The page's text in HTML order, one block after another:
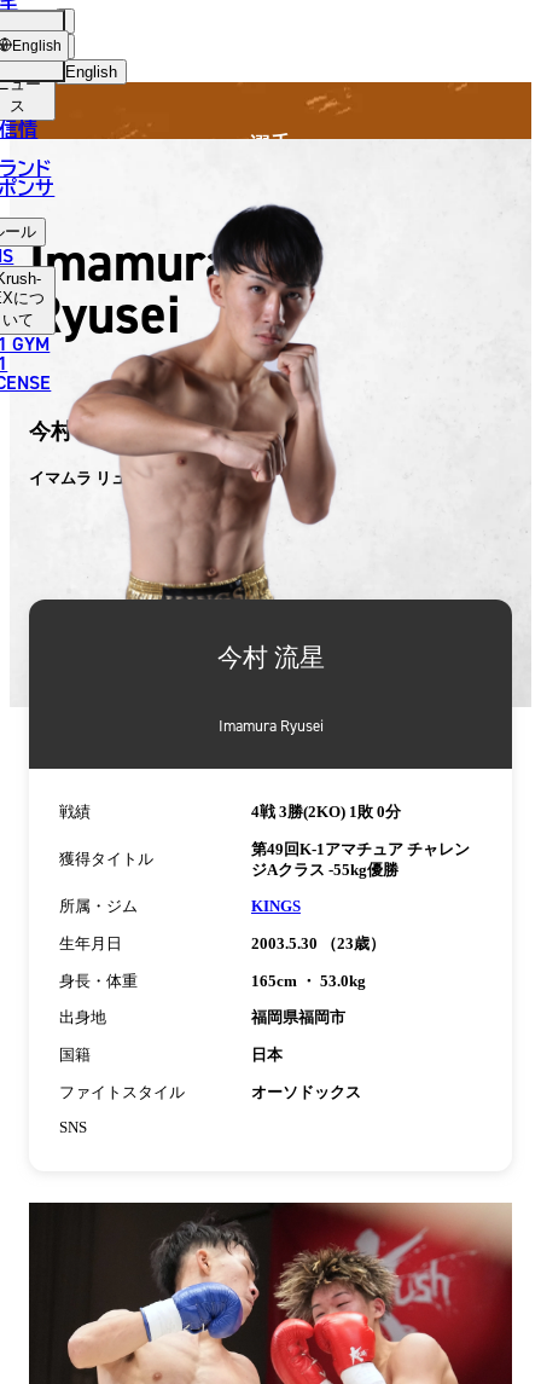
English
中文（简体）
中文（繁體）
ไทย
العربية
ョッ
プ
ュー
ス
情
ンド
ンサ
ール
につ
いて
GYM
English
選手
Imamura
Ryusei
今村 流星
イマムラ リュウセイ
今村 流星
Imamura Ryusei
戦績 4戦 3勝(2KO) 1敗 0分
獲得タイトル
第49回K-1アマチュア チャレン
ジAクラス -55kg優勝
所属・ジム KINGS
生年月日 2003.5.30 （23歳）
身長・体重 165cm ・ 53.0kg
出身地 福岡県福岡市
国籍 日本
ファイトスタイル オーソドックス
SNS